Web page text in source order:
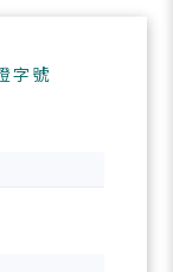
字號